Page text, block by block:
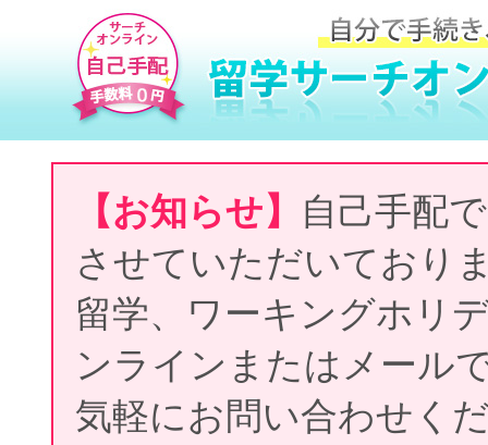
【お知らせ】
自己手配
させていただいており
留学、ワーキングホリ
ンラインまたはメール
気軽にお問い合わせく